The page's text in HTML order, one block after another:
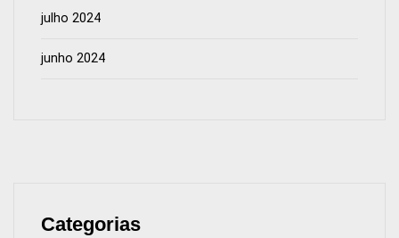
julho 2024
junho 2024
Categorias